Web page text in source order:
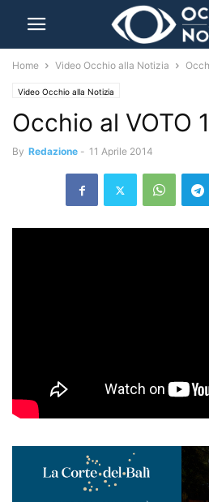
Home Video Occhio alla Notizia
Video Occhio alla Notizia
Occhio al VOTO
By Redazione - 11 Aprile 2014